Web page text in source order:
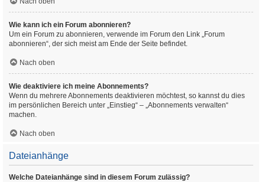
Wie kann ich ein Forum abonnieren?
Um ein Forum zu abonnieren, verwende im Forum den Link „Forum
abonnieren“, der sich meist am Ende der Seite befindet.
Nach oben
Wie deaktiviere ich meine Abonnements?
Wenn du mehrere Abonnements deaktivieren möchtest, so kannst du dies
im persönlichen Bereich unter „Einstieg“ – „Abonnements verwalten“
machen.
Nach oben
Dateianhänge
Welche Dateianhänge sind in diesem Forum zulässig?